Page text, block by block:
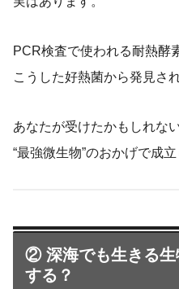
PCR検査で使われる耐熱酵
こうした好熱菌から発見さ
あなたが受けたかもしれな
“最強微生物”のおかげで成立
② 深海でも生きる生
する？